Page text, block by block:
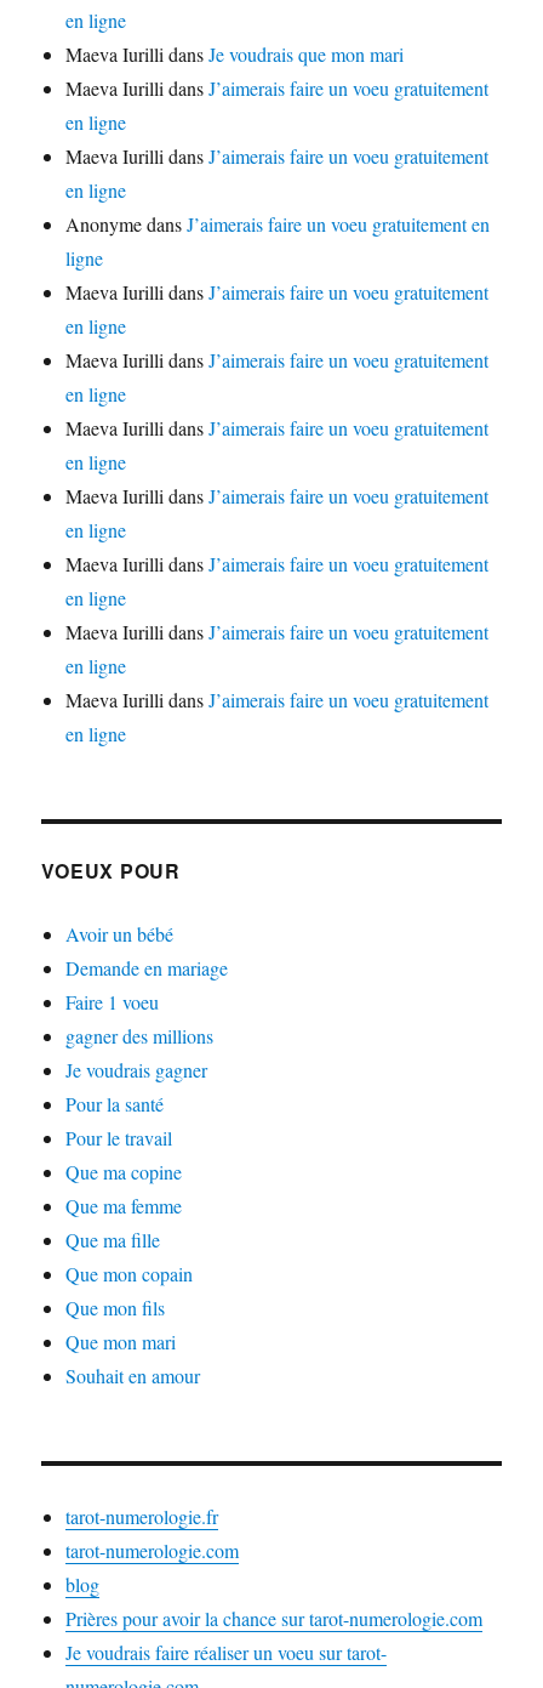
en ligne
Maeva Iurilli dansJe voudrais que mon mari
Maeva Iurilli dansJ’aimerais faire un voeu gratuitement
en ligne
Maeva Iurilli dansJ’aimerais faire un voeu gratuitement
en ligne
AnonymedansJ’aimerais faire un voeu gratuitement en
ligne
Maeva Iurilli dansJ’aimerais faire un voeu gratuitement
en ligne
Maeva Iurilli dansJ’aimerais faire un voeu gratuitement
en ligne
Maeva Iurilli dansJ’aimerais faire un voeu gratuitement
en ligne
Maeva Iurilli dansJ’aimerais faire un voeu gratuitement
en ligne
Maeva Iurilli dansJ’aimerais faire un voeu gratuitement
en ligne
Maeva Iurilli dansJ’aimerais faire un voeu gratuitement
en ligne
Maeva Iurilli dansJ’aimerais faire un voeu gratuitement
en ligne
VOEUX POUR
Avoir un bébé
Demande en mariage
Faire 1 voeu
gagner des millions
Je voudrais gagner
Pour la santé
Pour le travail
Que ma copine
Que ma femme
Que ma fille
Que mon copain
Que mon fils
Que mon mari
Souhait en amour
tarot-numerologie.fr
tarot-numerologie.com
blog
Prières pour avoir la chance sur tarot-numerologie.com
Je voudrais faire réaliser un voeu sur tarot-